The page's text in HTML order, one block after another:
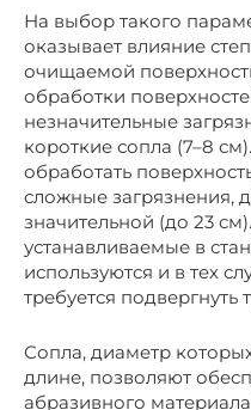
На выбор такого
оказывает влияние
очищаемой
обработки
незначительные
короткие сопла (7–8
обработать
сложные загрязнения,
значительной (до 23
устанавливаемые в
используются и в тех
требуется подвергнуть
Сопла, диаметр
длине, позволяют
абразивного